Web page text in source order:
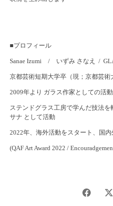
■プロフィール
Sanae Izumi / いずみ さなえ /
京都芸術短期大学卒（現；京都芸術
2009年より ガラス作家としての活
ステンドグラス工房で学んだ技法を
サナ として活動
2022年、海外活動をスタート、国
(QAF Art Award 2022 /
Share